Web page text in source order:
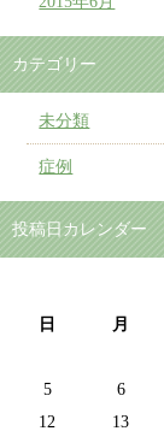
カテゴリー
未分類
症例
投稿日カレンダー
日 月
5
6
12
13